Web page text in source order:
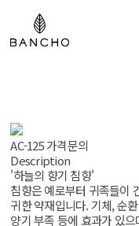
AC-125가격문의
Description
'하늘의 향기 침향'
침향은 예로부터 귀족들이
귀한 약재입니다. 기체, 순
양기 부족 등에 효과가 있